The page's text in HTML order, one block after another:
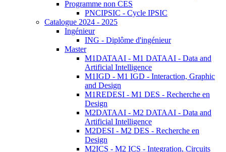
Programme non CES
PNCIPSIC - Cycle IPSIC
Catalogue 2024 - 2025
Ingénieur
ING - Diplôme d'ingénieur
Master
M1DATAAI - M1 DATAAI - Data and
Artificial Intelligence
M1IGD - M1 IGD - Interaction, Graphic
and Design
M1REDESI - M1 DES - Recherche en
Design
M2DATAAI - M2 DATAAI - Data and
Artificial Intelligence
M2DESI - M2 DES - Recherche en
Design
M2ICS - M2 ICS - Integration, Circuits